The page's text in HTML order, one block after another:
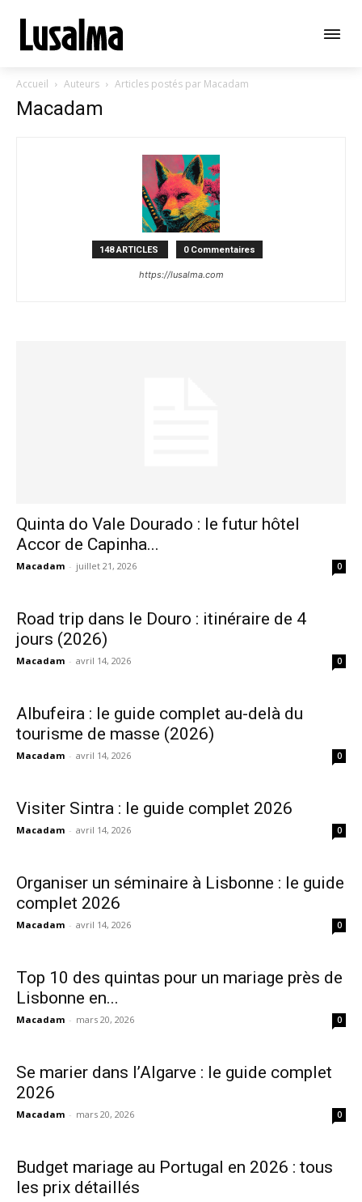
Objet de votre demande
Votre message
Accueil Auteurs Articles postés par Macadam
Macadam
148 ARTICLES 0 Commentaires
https://lusalma.com
Quinta do Vale Dourado : le futur hôtel
Accor de Capinha...
Macadam - juillet 21, 2026 0
Road trip dans le Douro : itinéraire de 4
jours (2026)
Macadam - avril 14, 2026 0
Albufeira : le guide complet au-delà du
tourisme de masse (2026)
Macadam - avril 14, 2026 0
Visiter Sintra : le guide complet 2026
Macadam - avril 14, 2026 0
Organiser un séminaire à Lisbonne : le guide
complet 2026
Macadam - avril 14, 2026 0
Top 10 des quintas pour un mariage près de
Lisbonne en...
Macadam - mars 20, 2026 0
Se marier dans l’Algarve : le guide complet
2026
Macadam - mars 20, 2026 0
Budget mariage au Portugal en 2026 : tous
les prix détaillés